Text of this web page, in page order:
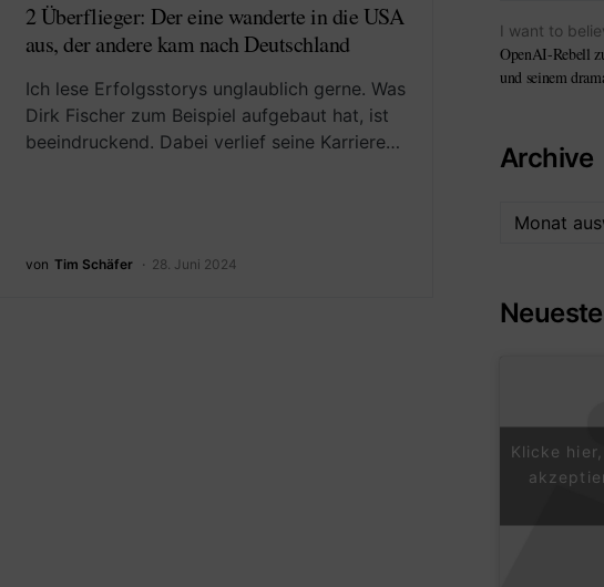
2 Überflieger: Der eine wanderte in die USA
aus, der andere kam nach Deutschland
Ich lese Erfolgsstorys unglaublich gerne. Was
Dirk Fischer zum Beispiel aufgebaut hat, ist
beeindruckend. Dabei verlief seine Karriere…
von Tim Schäfer 28. Juni 2024
I want to
OpenAI-Rebell
und seinem
Archive
Klicke